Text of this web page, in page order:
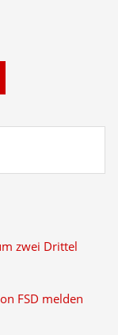
zwei Drittel
FSD melden